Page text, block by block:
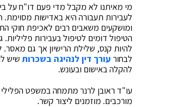
מי מאיתנו לא מקבל מדי פעם דו"ח על
לעבירות תעבורה היא באדישות
ומושקעים משאבים רבים לאכיפת חוקי
הטיפול דומים לטיפול בעבירות
להיות קנס, שלילת הרישיון אך גם
לבחור עורך דין לנהיגה בשכרותשיש
להקלה באישום ובעונש.
עו"ד ראובן לרנר מתמחה במשפט הפלילי
מורכבים. מוזמנים ליצור קשר.